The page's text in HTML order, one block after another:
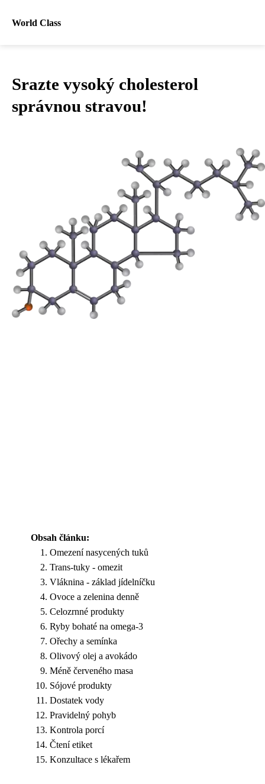
World Class
Srazte vysoký cholesterol
správnou stravou!
Obsah článku:
Omezení nasycených tuků
Trans-tuky - omezit
Vláknina - základ jídelníčku
Ovoce a zelenina denně
Celozrnné produkty
Ryby bohaté na omega-3
Ořechy a semínka
Olivový olej a avokádo
Méně červeného masa
Sójové produkty
Dostatek vody
Pravidelný pohyb
Kontrola porcí
Čtení etiket
Konzultace s lékařem